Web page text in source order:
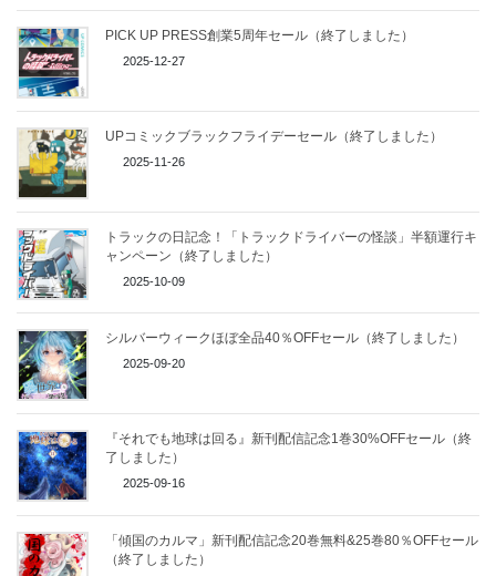
PICK UP PRESS創業5周年セール（終了しました）
2025-12-27
UPコミックブラックフライデーセール（終了しました）
2025-11-26
トラックの日記念！「トラックドライバーの怪談」半額運行キ
ャンペーン（終了しました）
2025-10-09
シルバーウィークほぼ全品40％OFFセール（終了しました）
2025-09-20
『それでも地球は回る』新刊配信記念1巻30%OFFセール（終
了しました）
2025-09-16
「傾国のカルマ」新刊配信記念20巻無料&25巻80％OFFセール
（終了しました）